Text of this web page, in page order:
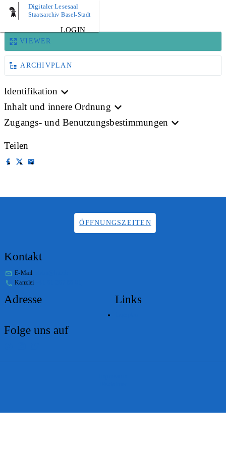
Digitaler Lesesaal
Staatsarchiv Basel-Stadt
LOGIN
BILD
VIEWER
ARCHIVPLAN
Identifikation
Inhalt und innere Ordnung
Zugangs- und Benutzungsbestimmungen
Teilen
ÖFFNUNGSZEITEN
Kontakt
E-Mail
Kanzlei
Adresse Links
Folge uns auf